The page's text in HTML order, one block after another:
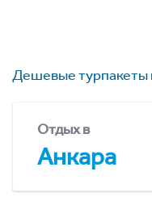
Дешевые турпакеты
Отдых в
Анкара